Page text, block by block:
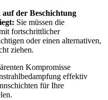
der Beschichtung
Sie müssen die
fortschrittlicher
oder einen alternativen,
ziehen.
Kompromisse
effektiv
für Ihre